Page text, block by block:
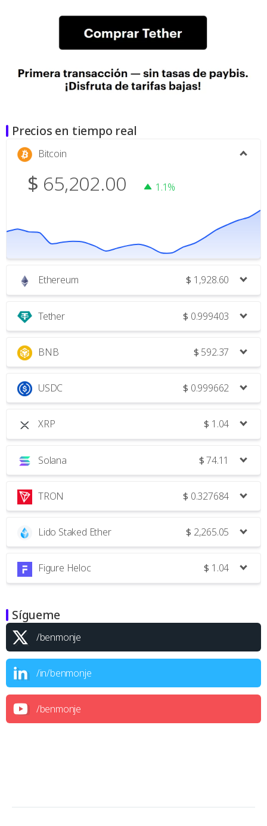
Precios en tiempo real
Bitcoin
$ 65,202.00 1.1%
Ethereum $ 1,928.60
Tether $ 0.999403
BNB $ 592.37
USDC $ 0.999662
XRP $ 1.04
Solana $74.11
TRON $ 0.327684
Lido Staked Ether $ 2,265.05
Figure Heloc $ 1.04
Sígueme
/benmonje
/in/benmonje
/benmonje